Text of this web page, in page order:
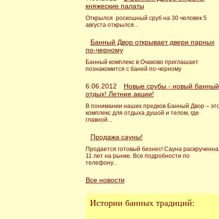
княжеские палаты
Открылся роскошный сруб на 30 человек 5
августа открылся...
Банный Двор открывает двери парных
по-черному
Банный комплекс в Очаково приглашает
познакомится с баней по-черному
6.06.2012
Новые срубы - новый банный
отдых! Летние акции!
В понимании наших предков Банный Двор –
комплекс для отдыха душой и телом, где
главной...
Продажа сауны!
Продается готовый бизнес! Сауна
11 лет на рынке. Все подробности по
телефону...
Все новости
Истории банных традиций: